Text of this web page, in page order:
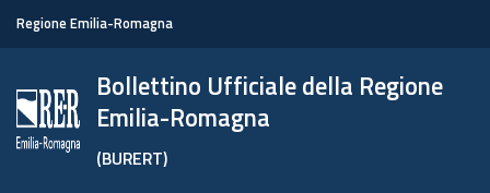
Regione Emilia-Romagna
Bollettino Ufficiale della Regione
Emilia-Romagna
(BURERT)